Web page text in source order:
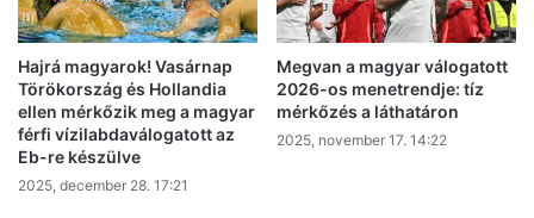
Hajrá magyarok! Vasárnap
Törökország és Hollandia
ellen mérkőzik meg a magyar
férfi vízilabdaválogatott az
Eb-re készülve
2025, december 28. 17:21
Megvan a magyar válogatott
2026-os menetrendje: tíz
mérkőzés a láthatáron
2025, november 17. 14:22